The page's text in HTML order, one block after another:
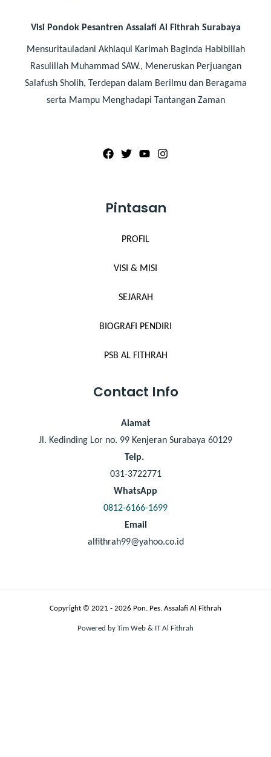
Visi Pondok Pesantren Assalafi Al Fithrah Surabaya
Mensuritauladani Akhlaqul Karimah Baginda Habibillah
Rasulillah Muhammad SAW., Meneruskan Perjuangan
Salafush Sholih, Terdepan dalam Berilmu dan Beragama
serta Mampu Menghadapi Tantangan Zaman
Pintasan
PROFIL
VISI & MISI
SEJARAH
BIOGRAFI PENDIRI
PSB AL FITHRAH
Contact Info
Alamat
Jl. Kedinding Lor no. 99 Kenjeran Surabaya 60129
Telp.
031-3722771
WhatsApp
0812-6166-1699
Email
alfithrah99@yahoo.co.id
Copyright © 2021 - 2026 Pon. Pes. Assalafi Al Fithrah
Powered by Tim Web & IT Al Fithrah